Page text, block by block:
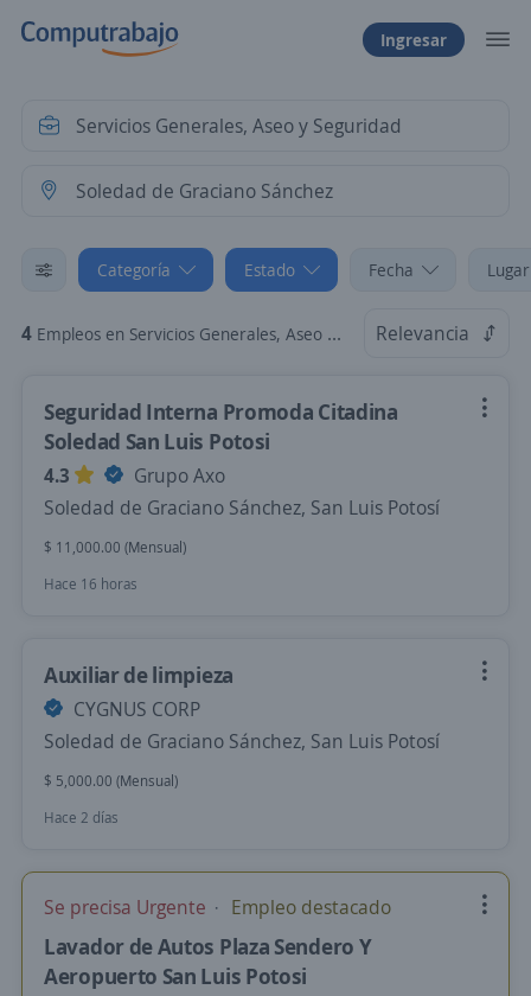
Ingresar
Categoría Estado Fecha
4 Empleos en Servicios Generales, Aseo y Seguridad en Soledad de Graciano Sánchez, San Luis Potosí Relevancia
Seguridad Interna Promoda Citadina
Soledad San Luis Potosi
4.3
Grupo Axo
Soledad de Graciano Sánchez, San Luis Potosí
$ 11,000.00 (Mensual)
Hace 16 horas
Auxiliar de limpieza
CYGNUS CORP
Soledad de Graciano Sánchez, San Luis Potosí
$ 5,000.00 (Mensual)
Hace 2 días
Se precisa Urgente Empleo destacado
Lavador de Autos Plaza Sendero Y
Aeropuerto San Luis Potosi